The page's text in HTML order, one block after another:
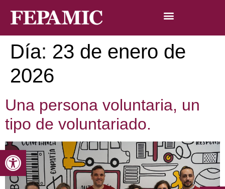
Abrir barra de herramientas
Día: 23 de enero de
2026
Una persona voluntaria, un
tipo de voluntariado.